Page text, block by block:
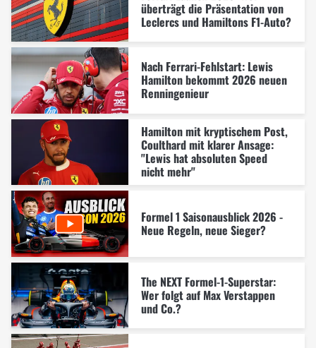
überträgt die Präsentation von
Leclercs und Hamiltons F1-Auto?
Nach Ferrari-Fehlstart: Lewis
Hamilton bekommt 2026 neuen
Renningenieur
Hamilton mit kryptischem Post,
Coulthard mit klarer Ansage:
"Lewis hat absoluten Speed
nicht mehr"
Formel 1 Saisonausblick 2026 -
Neue Regeln, neue Sieger?
The NEXT Formel-1-Superstar:
Wer folgt auf Max Verstappen
und Co.?